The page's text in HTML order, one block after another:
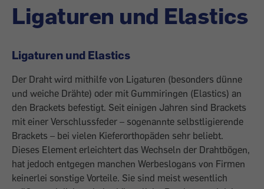
Ligaturen und Elastics
Ligaturen und Elastics
Der Draht wird mithilfe von Ligaturen (besonders dünne
und weiche Drähte) oder mit Gummiringen (Elastics) an
den Brackets be­festigt. Seit einigen Jahren sind Brackets
mit einer Verschlussfeder – sogenannte selbst­ligierende
Brackets – bei vielen Kieferorthopäden sehr beliebt.
Dieses Element erleichtert das Wechseln der Drahtbögen,
hat jedoch entgegen manchen Werbeslogans von Firmen
keinerlei sonstige Vorteile. Sie sind meist ­wesentlich